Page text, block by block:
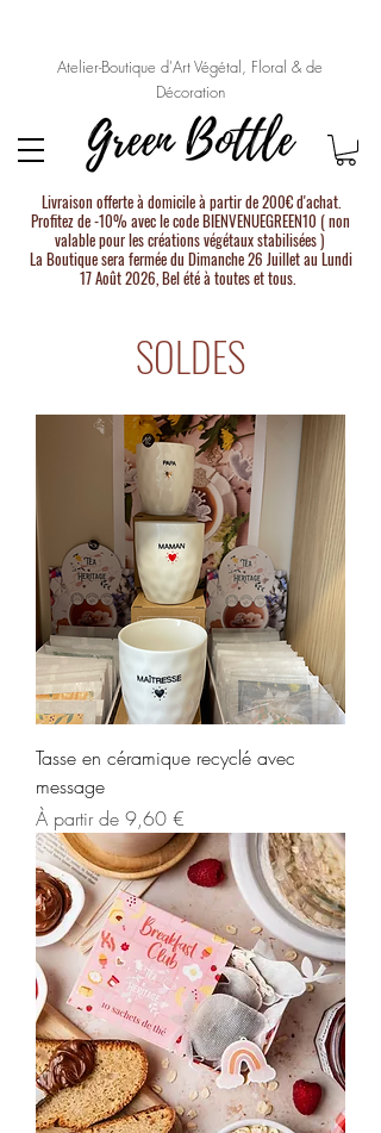
Atelier-Boutique d'Art Végétal, Floral & de
Décoration
Livraison offerte à domicile à partir de 200€ d'achat.
Profitez de -10% avec le code BIENVENUEGREEN10 ( non
valable pour les créations végétaux stabilisées )
La Boutique sera fermée du Dimanche 26 Juillet au Lundi
17 Août 2026, Bel été à toutes et tous.
SOLDES
Tasse en céramique recyclé avec
message
À partir de 9,60 €
Prix promotionnel